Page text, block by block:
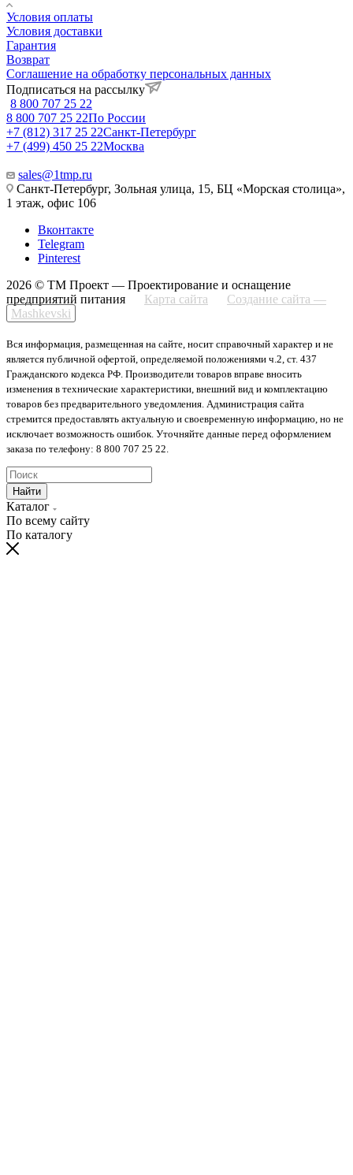
Условия оплаты
Условия доставки
Гарантия
Возврат
Соглашение на обработку персональных данных
Подписаться на рассылку
8 800 707 25 22
8 800 707 25 22По России
+7 (812) 317 25 22Санкт-Петербург
+7 (499) 450 25 22Москва
sales@1tmp.ru
Санкт-Петербург, Зольная улица, 15, БЦ «Морская столица»,
1 этаж, офис 106
Вконтакте
Telegram
Pinterest
2026 © ТМ Проект — Проектирование и оснащение
предприятий питания
Карта сайта
Создание сайта —
Mashkevski
Вся информация, размещенная на сайте, носит справочный характер и не
является публичной офертой, определяемой положениями ч.2, ст. 437
Гражданского кодекса РФ. Производители товаров вправе вносить
изменения в технические характеристики, внешний вид и комплектацию
товаров без предварительного уведомления. Администрация сайта
стремится предоставлять актуальную и своевременную информацию, но не
исключает возможность ошибок. Уточняйте данные перед оформлением
заказа по телефону: 8 800 707 25 22.
Найти
Каталог
По всему сайту
По каталогу